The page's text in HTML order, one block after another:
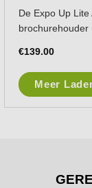
De Expo Up
brochurehouder
€139.00
Meer